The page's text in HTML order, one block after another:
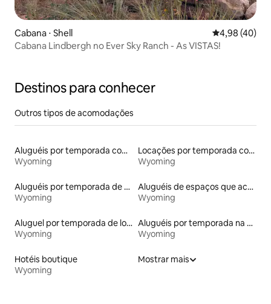
Cabana ⋅ Shell 4,98 de uma
4,98 (40)
Cabana Lindbergh no Ever Sky Ranch - As VISTAS!
Destinos para conhecer
Outros tipos de acomodações
Aluguéis por temporada com banheiro para PCD
Wyoming
Locações por temporada com piscina
Wyoming
Aluguéis por temporada de celeiros
Wyoming
Aluguéis de espaços que aceitam animais de estimação
Wyoming
Aluguel por temporada de lofts
Wyoming
Aluguéis por temporada na orla
Wyoming
Hotéis boutique
Wyoming
Mostrar mais